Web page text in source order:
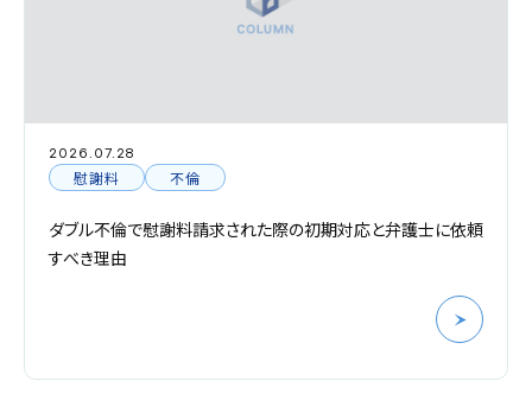
2026.07.28
慰謝料
不倫
ダブル不倫で慰謝料請求された際の初期対応と弁護士に依頼
すべき理由